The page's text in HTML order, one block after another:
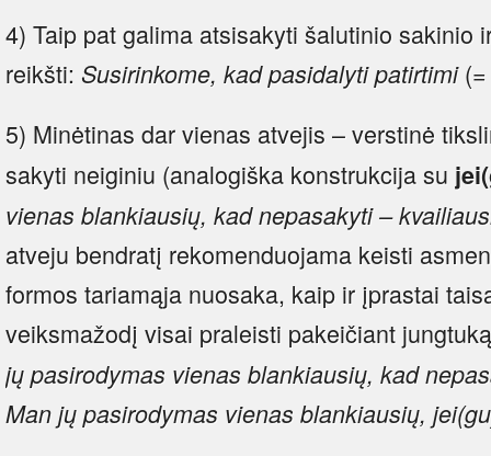
4) Taip pat galima atsisakyti šalutinio sakinio
reikšti: Susirinkome, kad pasidalyti patirtimi
5) Minėtinas dar vienas atvejis – verstinė
sakyti neiginiu (analogiška konstrukcija su
vienas blankiausių, kad nepasakyti –
atveju bendratį rekomenduojama keisti
formos tariamąja nuosaka, kaip ir įprastai
veiksmažodį visai praleisti pakeičiant
jų pasirodymas vienas blankiausių, kad
Man jų pasirodymas vienas blankiausių,